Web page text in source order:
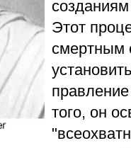
Этот
смертным
того, он